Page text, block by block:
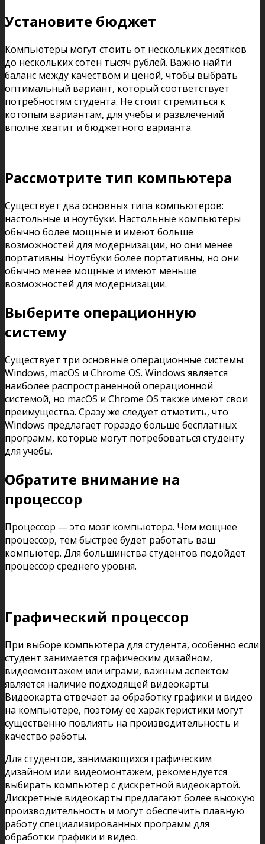
Установите бюджет
Компьютеры могут стоить от нескольких десятков
до нескольких сотен тысяч рублей. Важно найти
баланс между качеством и ценой, чтобы выбрать
оптимальный вариант, который соответствует
потребностям студента. Не стоит стремиться к
котопым вариантам, для учебы и развлечений
вполне хватит и бюджетного варианта.
Рассмотрите тип компьютера
Существует два основных типа компьютеров:
настольные и ноутбуки. Настольные компьютеры
обычно более мощные и имеют больше
возможностей для модернизации, но они менее
портативны. Ноутбуки более портативны, но они
обычно менее мощные и имеют меньше
возможностей для модернизации.
Выберите операционную
систему
Существует три основные операционные системы:
Windows, macOS и Chrome OS. Windows является
наиболее распространенной операционной
системой, но macOS и Chrome OS также имеют свои
преимущества. Сразу же следует отметить, что
Windows предлагает гораздо больше бесплатных
программ, которые могут потребоваться студенту
для учебы.
Обратите внимание на
процессор
Процессор — это мозг компьютера. Чем мощнее
процессор, тем быстрее будет работать ваш
компьютер. Для большинства студентов подойдет
процессор среднего уровня.
Графический процессор
При выборе компьютера для студента, особенно если
студент занимается графическим дизайном,
видеомонтажем или играми, важным аспектом
является наличие подходящей видеокарты.
Видеокарта отвечает за обработку графики и видео
на компьютере, поэтому ее характеристики могут
существенно повлиять на производительность и
качество работы.
Для студентов, занимающихся графическим
дизайном или видеомонтажем, рекомендуется
выбирать компьютер с дискретной видеокартой.
Дискретные видеокарты предлагают более высокую
производительность и могут обеспечить плавную
работу специализированных программ для
обработки графики и видео.